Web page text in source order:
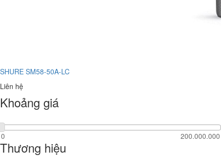
SHURE SM58-50A-LC
Liên hệ
Khoảng giá
Thương hiệu